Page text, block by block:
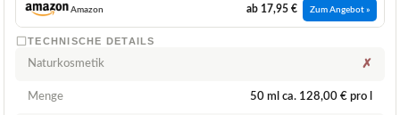
Amazon ab 17,95 € Zum Angebot »
TECHNISCHE DETAILS
Naturkosmetik ✗
Menge 50 ml ca. 128,00 € pro l